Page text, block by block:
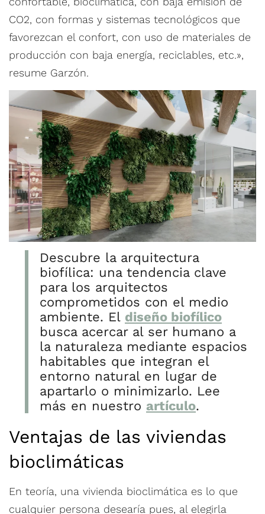
CO2, con formas y sistemas tecnológicos que
favorezcan el confort, con uso de materiales de
producción con baja energía, reciclables, etc.»,
resume Garzón.
Descubre la arquitectura
biofílica: una tendencia clave
para los arquitectos
comprometidos con el medio
ambiente. El diseño biofílico
busca acercar al ser humano a
la naturaleza mediante espacios
habitables que integran el
entorno natural en lugar de
apartarlo o minimizarlo. Lee
más en nuestro artículo.
Ventajas de las viviendas
bioclimáticas
En teoría, una vivienda bioclimática es lo que
cualquier persona desearía pues, al elegirla